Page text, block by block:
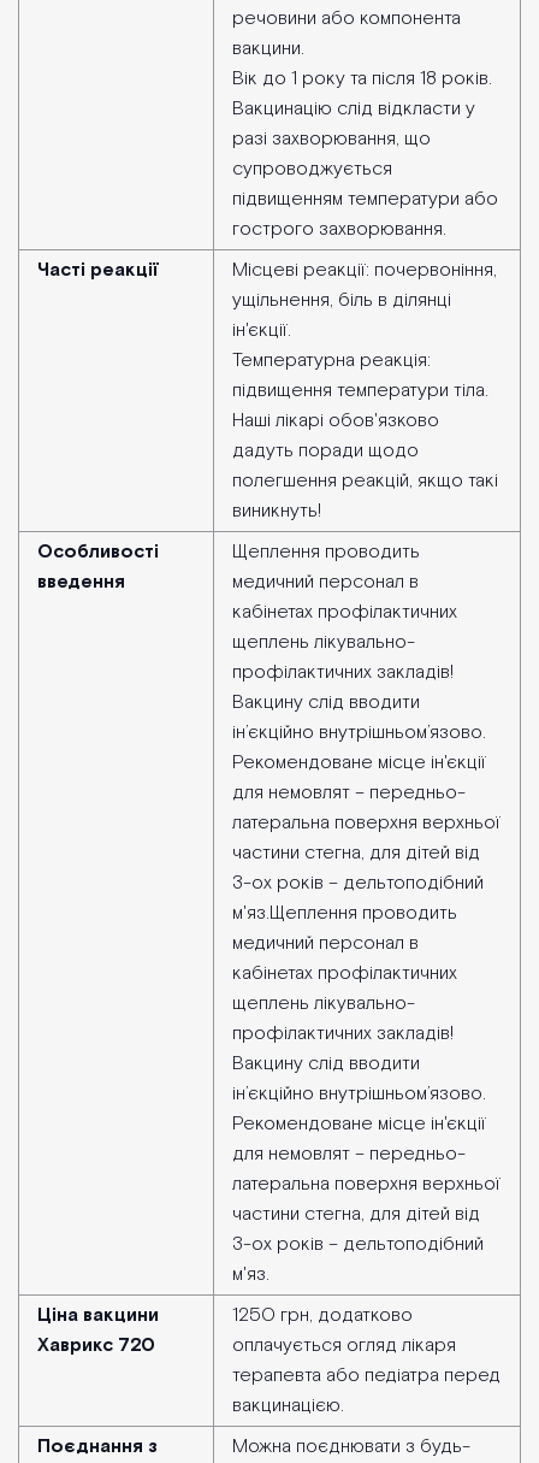
речовини або компонента
вакцини.
Вік до 1 року та після 18 років.
Вакцинацію слід відкласти у
разі захворювання, що
супроводжується
підвищенням температури або
гострого захворювання.
Часті реакції
Місцеві реакції: почервоніння,
ущільнення, біль в ділянці
ін'єкції.
Температурна реакція:
підвищення температури тіла.
Наші лікарі обов'язково
дадуть поради щодо
полегшення реакцій, якщо такі
виникнуть!
Особливості
введення
Щеплення проводить
медичний персонал в
кабінетах профілактичних
щеплень лікувально-
профілактичних закладів!
Вакцину слід вводити
ін’єкційно внутрішньом’язово.
Рекомендоване місце ін'єкції
для немовлят – передньо-
латеральна поверхня верхньої
частини стегна, для дітей від
3-ох років – дельтоподібний
м'яз.Щеплення проводить
медичний персонал в
кабінетах профілактичних
щеплень лікувально-
профілактичних закладів!
Вакцину слід вводити
ін’єкційно внутрішньом’язово.
Рекомендоване місце ін'єкції
для немовлят – передньо-
латеральна поверхня верхньої
частини стегна, для дітей від
3-ох років – дельтоподібний
м'яз.
Ціна вакцини
Хаврикс 720
1250 грн, додатково
оплачується огляд лікаря
терапевта або педіатра перед
вакцинацією.
Поєднання з
Можна поєднювати з будь-